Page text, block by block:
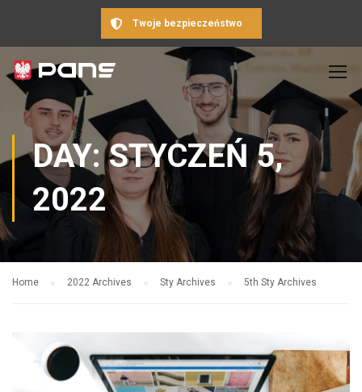
Twoje bezpieczeństwo
DAY: STYCZEŃ 5,
2022
Home 2022 Archives Sty Archives 5th Sty Archives